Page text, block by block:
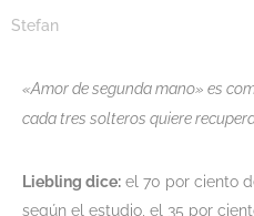
Stefan
«Amor de segunda mano» es
cada tres solteros quiere
Liebling dice: el 70 por ciento
según el estudio, el 35 por